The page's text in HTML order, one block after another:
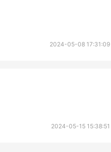
2024-05-08 17:31:09
2024-05-15 15:38:51